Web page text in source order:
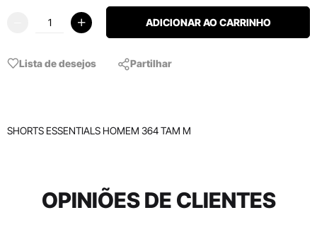
ADICIONAR AO CARRINHO
Lista de desejos Partilhar
SHORTS ESSENTIALS HOMEM 364 TAM M
OPINIÕES DE CLIENTES